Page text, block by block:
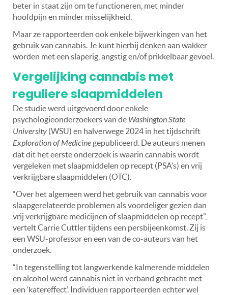
beter in staat zijn om te functioneren, met minder
hoofdpijn en minder misselijkheid.
Maar ze rapporteerden ook enkele bijwerkingen van het
gebruik van cannabis. Je kunt hierbij denken aan wakker
worden met een slaperig, angstig en/of prikkelbaar gevoel.
Vergelijking cannabis met
reguliere slaapmiddelen
De studie werd uitgevoerd door enkele
psychologieonderzoekers van de Washington State
University (WSU) en halverwege 2024 in het tijdschrift
Exploration of Medicine gepubliceerd. De auteurs menen
dat dit het eerste onderzoek is waarin cannabis wordt
vergeleken met slaapmiddelen op recept (PSA’s) en vrij
verkrijgbare slaapmiddelen (OTC).
“Over het algemeen werd het gebruik van cannabis voor
slaapgerelateerde problemen als voordeliger gezien dan
vrij verkrijgbare medicijnen of slaapmiddelen op recept”,
vertelt Carrie Cuttler tijdens een persbijeenkomst. Zij is
een WSU-professor en een van de co-auteurs van het
onderzoek.
“In tegenstelling tot langwerkende kalmerende middelen
en alcohol werd cannabis niet in verband gebracht met
een ‘katereffect’. Individuen rapporteerden echter wel